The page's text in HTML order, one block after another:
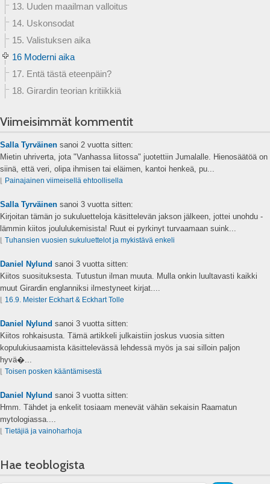
13. Uuden maailman valloitus
14. Uskonsodat
15. Valistuksen aika
16 Moderni aika
17. Entä tästä eteenpäin?
18. Girardin teorian kritiikkiä
Viimeisimmät kommentit
Salla Tyrväinen sanoi 2 vuotta sitten:
Mietin uhriverta, jota "Vanhassa liitossa" juotettiin Jumalalle. Hienosäätöä on
siinä, että veri, olipa ihmisen tai eläimen, kantoi henkeä, pu...
⌊ Painajainen viimeisellä ehtoollisella
Salla Tyrväinen sanoi 3 vuotta sitten:
Kirjoitan tämän jo sukuluetteloja käsittelevän jakson jälkeen, jottei unohdu -
lämmin kiitos joululukemisista! Ruut ei pyrkinyt turvaamaan suink...
⌊ Tuhansien vuosien sukuluettelot ja mykistävä enkeli
Daniel Nylund sanoi 3 vuotta sitten:
Kiitos suosituksesta. Tutustun ilman muuta. Mulla onkin luultavasti kaikki
muut Girardin englanniksi ilmestyneet kirjat....
⌊ 16.9. Meister Eckhart & Eckhart Tolle
Daniel Nylund sanoi 3 vuotta sitten:
Kiitos rohkaisusta. Tämä artikkeli julkaistiin joskus vuosia sitten
kopulukiusaamista käsittelevässä lehdessä myös ja sai silloin paljon
hyvä�...
⌊ Toisen posken kääntämisestä
Daniel Nylund sanoi 3 vuotta sitten:
Hmm. Tähdet ja enkelit tosiaam menevät vähän sekaisin Raamatun
mytologiassa....
⌊ Tietäjiä ja vainoharhoja
Hae teoblogista